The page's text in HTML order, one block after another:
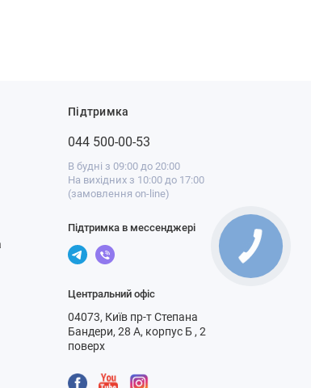
Підтримка
044 500-00-53
В будні з 09:00 до 20:00
На вихідних з 10:00 до 17:00
(замовлення on-line)
Підтримка в мессенджері
Центральний офіс
04073, Київ пр-т Степана
Бандери, 28 А, корпус Б , 2
поверх